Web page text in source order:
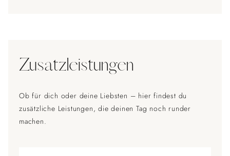
Zusatzleistungen
Ob für dich oder deine Liebsten – hier findest du
zusätzliche Leistungen, die deinen Tag noch runder
machen.